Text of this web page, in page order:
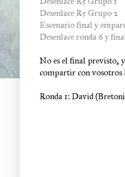
Desenlace R5 Grupo 2
Escenario final y
Desenlace ronda 6 y
No es el final previsto,
compartir con vosotros
Ronda 1: David